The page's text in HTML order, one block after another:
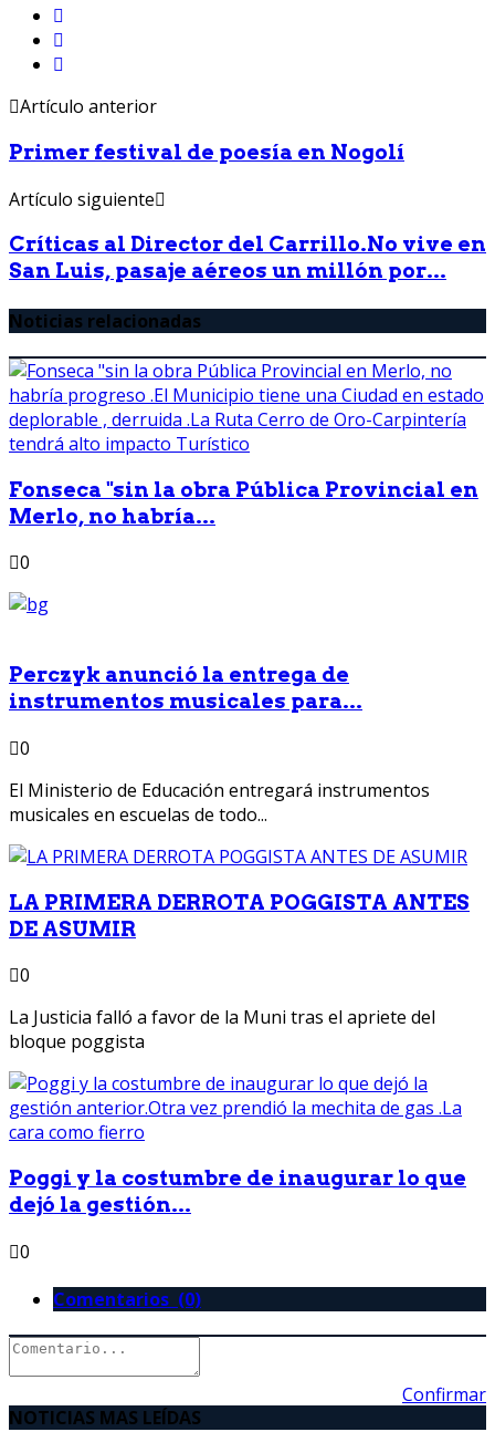
Artículo anterior
Primer festival de poesía en Nogolí
Artículo siguiente
Críticas al Director del Carrillo.No vive en
San Luis, pasaje aéreos un millón por...
Noticias relacionadas
Fonseca "sin la obra Pública Provincial en
Merlo, no habría...
0
Perczyk anunció la entrega de
instrumentos musicales para...
0
El Ministerio de Educación entregará instrumentos
musicales en escuelas de todo...
LA PRIMERA DERROTA POGGISTA ANTES
DE ASUMIR
0
La Justicia falló a favor de la Muni tras el apriete del
bloque poggista
Poggi y la costumbre de inaugurar lo que
dejó la gestión...
0
Comentarios (0)
Confirmar
NOTICIAS MAS LEÍDAS